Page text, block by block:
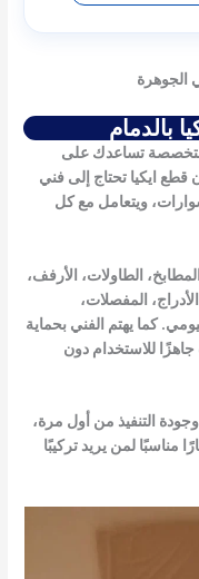
الجوهرة
بالدمام
متخصصة تساعدك على
ايكيا تحتاج إلى فني
ويتعامل مع كل
الطاولات، الأرفف،
المفصلات،
كما يهتم الفني بحماية
للاستخدام دون
التنفيذ من أول مرة،
مناسبًا لمن يريد تركيبًا